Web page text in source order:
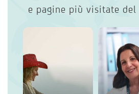
e pagine più visitate